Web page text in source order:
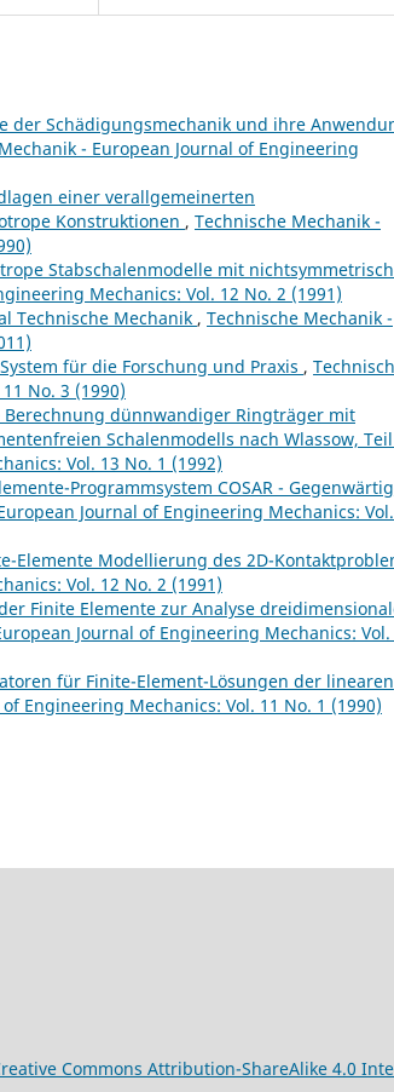
der Schädigungsmechanik und ihre
- European Journal of Engineering
einer verallgemeinerten
Konstruktionen , Technische Mechanik -
Stabschalenmodelle mit
Mechanics: Vol. 12 No. 2 (1991)
Technische Mechanik , Technische Mechanik -
für die Forschung und Praxis ,
No. 3 (1990)
Berechnung dünnwandiger Ringträger mit
Schalenmodells nach Wlassow,
Vol. 13 No. 1 (1992)
Programmsystem COSAR -
Journal of Engineering Mechanics:
Elemente Modellierung des 2D-
Vol. 12 No. 2 (1991)
Finite Elemente zur Analyse
Journal of Engineering Mechanics: Vol.
für Finite-Element-Lösungen der linearen
Engineering Mechanics: Vol. 11 No. 1 (1990)
Commons Attribution-ShareAlike 4.0